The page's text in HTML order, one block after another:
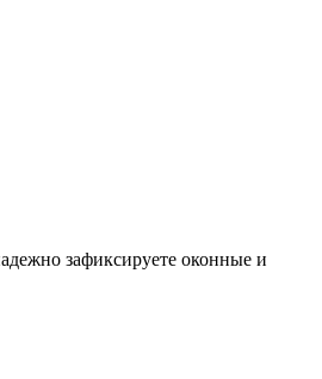
зафиксируете оконные и